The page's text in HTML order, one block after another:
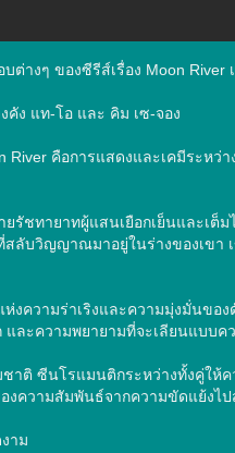
ต่างๆ ของซีรีส์เรื่อง Moon
คัง แท-โอ และ คิม เซ-จอง
คือการแสดงและเคมีระห
รัชทายาทผู้แสนเยือกเย็นและเต็
สลับวิญญาณมาอยู่ในร่างของเข
ห่งความร่าเริงและความมุ่งมั่น
และความพยายามที่จะเลียนแบบ
ชาติ ซีนโรแมนติกระหว่างทั้งคู่ใ
ความสัมพันธ์จากความขัดแย้งไ
าม